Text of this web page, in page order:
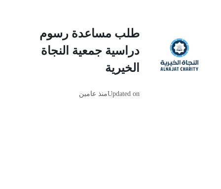
طلب مساعدة رسوم
دراسية جمعية النجاة
الخيرية
Updated onمنذ عامين